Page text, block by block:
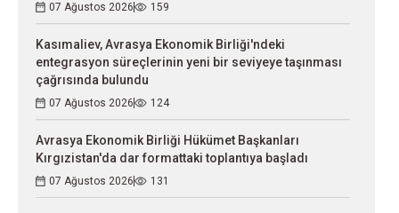
07 Ağustos 2026 159
Kasımaliev, Avrasya Ekonomik Birliği'ndeki
entegrasyon süreçlerinin yeni bir seviyeye taşınması
çağrısında bulundu
07 Ağustos 2026 124
Avrasya Ekonomik Birliği Hükümet Başkanları
Kırgızistan'da dar formattaki toplantıya başladı
07 Ağustos 2026 131